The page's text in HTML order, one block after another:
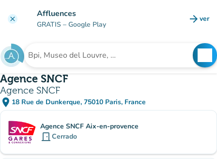
clear Affluences
GRATIS – Google Play arrow_forward ver
Buscar un establecimiento
Agence SNCF
Agence SNCF
place 18 Rue de Dunkerque, 75010 Paris, France
(abrir en Google Maps)
(nueva pestaña)
subsitio
Agence SNCF Aix-en-provence
door_front Cerrado